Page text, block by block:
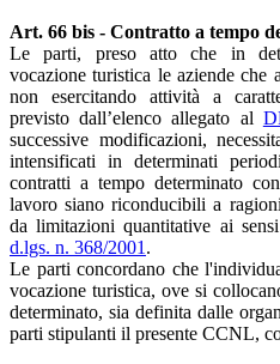
Art. 66 bis - Contratto a tempo
Le parti, preso atto che in
vocazione turistica le aziende
non esercitando attività a
previsto dall’elenco allegato al
successive modificazioni,
intensificati in determinati
contratti a tempo determinato
lavoro siano riconducibili a
da limitazioni quantitative ai
d.lgs. n. 368/2001 .
Le parti concordano che
vocazione turistica, ove si
determinato, sia definita dalle
parti stipulanti il presente CCNL,